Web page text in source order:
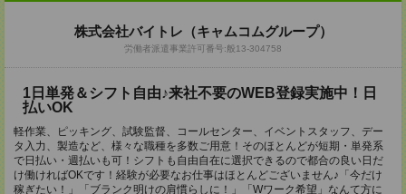
株式会社バイトレ（キャムコムグループ）
労働者派遣事業許可番号:般13-304758
1日単発＆シフト自由♪来社不要のWEB登録実施中！日
払いOK
軽作業、ピッキング、試験監督、コールセンター、イベントスタッフ、デー
タ入力、製造など、様々な職種を多数ご用意！そのほとんどが短期・単発系
で日払い・週払いも可！シフトも自由自在に選択できるので都合の良い日だ
け働ければOKです！経験が必要なお仕事はほとんどございません♪「今だけ
稼ぎたい！」「ブランク明けの肩慣らしに！」「Wワーク希望」なんて方に